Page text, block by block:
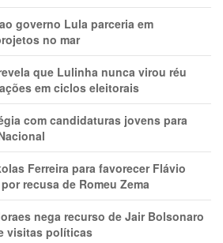
governo Lula parceria em
no mar
que Lulinha nunca virou réu
em ciclos eleitorais
com candidaturas jovens para
Ferreira para favorecer Flávio
recusa de Romeu Zema
nega recurso de Jair Bolsonaro
visitas políticas